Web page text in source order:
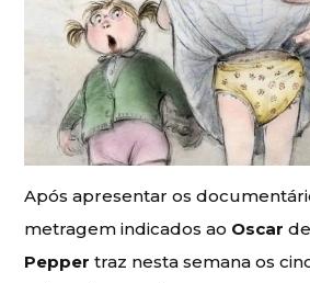
Após apresentar os
metragem indicados ao Oscar
Pepper traz nesta semana os